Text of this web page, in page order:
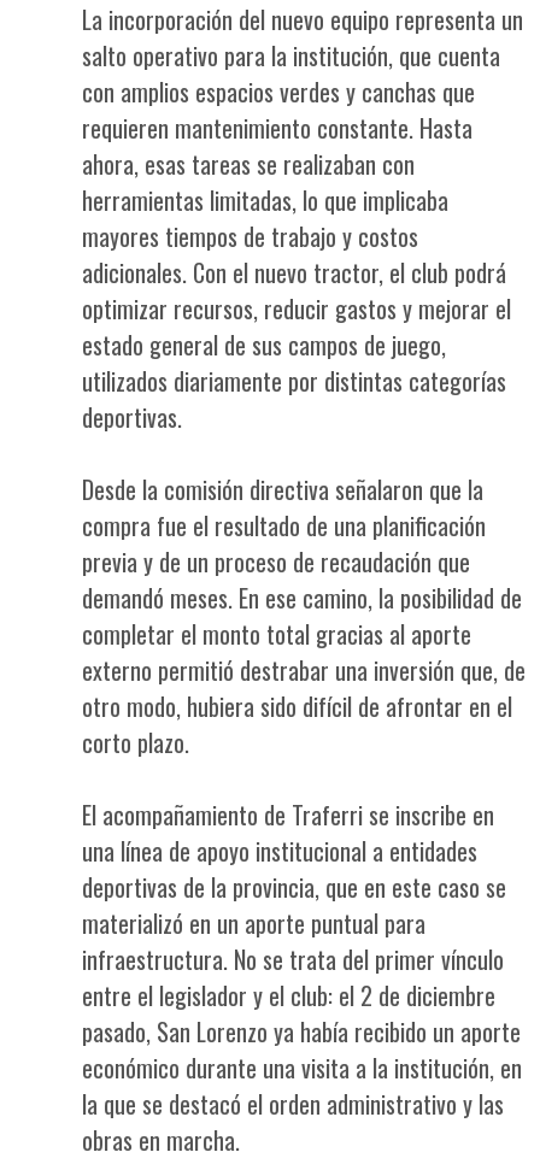
La incorporación del nuevo equipo representa un
salto operativo para la institución, que cuenta
con amplios espacios verdes y canchas que
requieren mantenimiento constante. Hasta
ahora, esas tareas se realizaban con
herramientas limitadas, lo que implicaba
mayores tiempos de trabajo y costos
adicionales. Con el nuevo tractor, el club podrá
optimizar recursos, reducir gastos y mejorar el
estado general de sus campos de juego,
utilizados diariamente por distintas categorías
deportivas.
Desde la comisión directiva señalaron que la
compra fue el resultado de una planificación
previa y de un proceso de recaudación que
demandó meses. En ese camino, la posibilidad de
completar el monto total gracias al aporte
externo permitió destrabar una inversión que, de
otro modo, hubiera sido difícil de afrontar en el
corto plazo.
El acompañamiento de Traferri se inscribe en
una línea de apoyo institucional a entidades
deportivas de la provincia, que en este caso se
materializó en un aporte puntual para
infraestructura. No se trata del primer vínculo
entre el legislador y el club: el 2 de diciembre
pasado, San Lorenzo ya había recibido un aporte
económico durante una visita a la institución, en
la que se destacó el orden administrativo y las
obras en marcha.